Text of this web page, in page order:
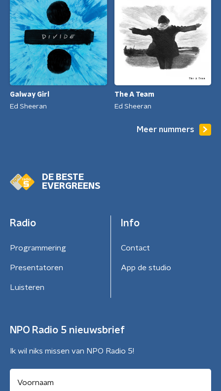
Galway Girl
Ed Sheeran
The A Team
Ed Sheeran
Meer nummers
DE BESTE
EVERGREENS
Radio
Programmering
Presentatoren
Luisteren
Info
Contact
App de studio
NPO Radio 5 nieuwsbrief
Ik wil niks missen van NPO Radio 5!